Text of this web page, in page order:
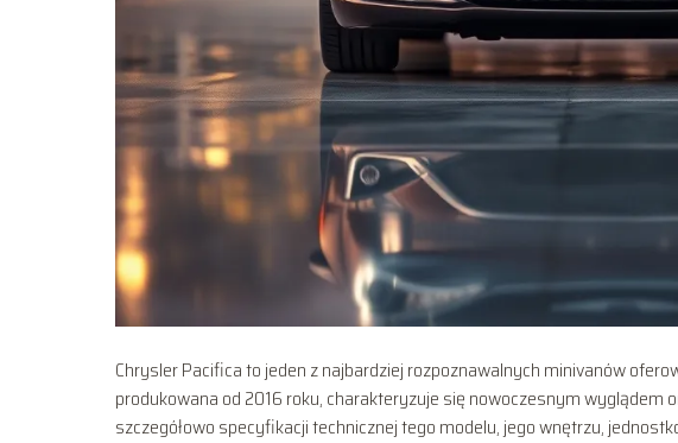
Chrysler Pacifica to jeden z najbardziej rozpoznawalnych minivanów
produkowana od 2016 roku, charakteryzuje się nowoczesnym wyglądem
szczegółowo specyfikacji technicznej tego modelu, jego wnętrzu,